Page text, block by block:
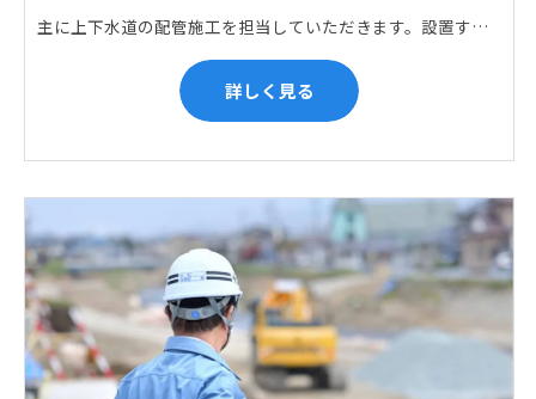
主に上下水道の配管施工を担当していただきます。設置する場所に応じて配管の形状や流れを工夫する管加工、ねじ切り、管締め、そして管据付作業になり、5人以上のチームで動くことが多いです。
詳しく見る